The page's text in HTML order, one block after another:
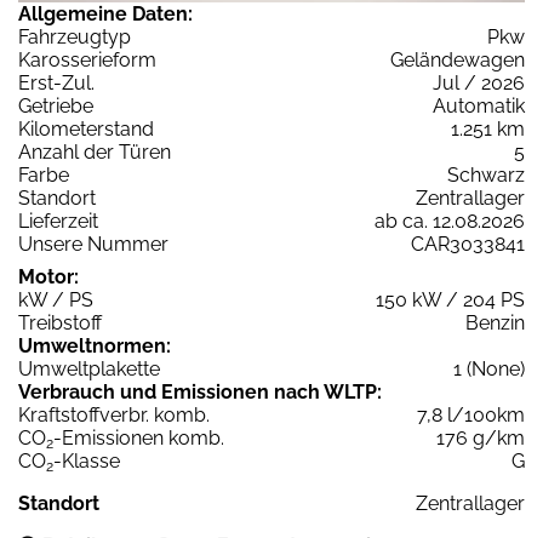
Allgemeine Daten:
Fahrzeugtyp
Pkw
Karosserieform
Geländewagen
Erst-Zul.
Jul / 2026
Getriebe
Automatik
Kilometerstand
1.251 km
Anzahl der Türen
5
Farbe
Schwarz
Standort
Zentrallager
Lieferzeit
ab ca. 12.08.2026
Unsere Nummer
CAR3033841
Motor:
kW / PS
150 kW / 204 PS
Treibstoff
Benzin
Umweltnormen:
Umweltplakette
1 (None)
Verbrauch und Emissionen nach WLTP:
Kraftstoffverbr. komb.
7,8 l/100km
CO2-Emissionen komb.
176 g/km
CO2-Klasse
G
Standort
Zentrallager